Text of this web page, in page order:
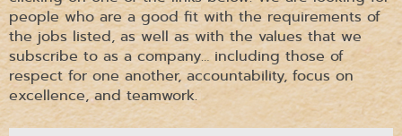
people who are a good fit with the requirements of
the jobs listed, as well as with the values that we
subscribe to as a company… including those of
respect for one another, accountability, focus on
excellence, and teamwork.